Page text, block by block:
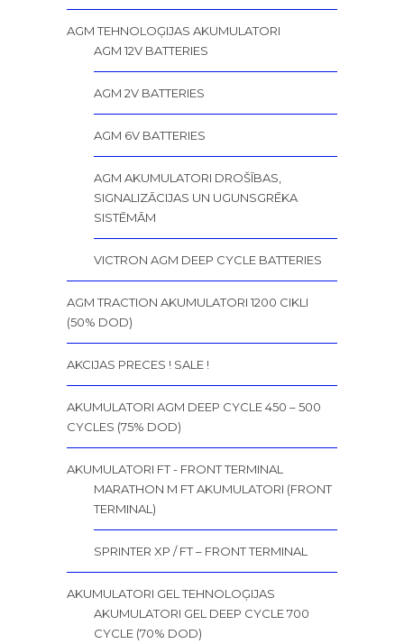
AGM TEHNOLOĢIJAS AKUMULATORI
AGM 12V BATTERIES
AGM 2V BATTERIES
AGM 6V BATTERIES
AGM AKUMULATORI DROŠĪBAS,
SIGNALIZĀCIJAS UN UGUNSGRĒKA
SISTĒMĀM
VICTRON AGM DEEP CYCLE BATTERIES
AGM TRACTION AKUMULATORI 1200 CIKLI
(50% DOD)
AKCIJAS PRECES ! SALE !
AKUMULATORI AGM DEEP CYCLE 450 – 500
CYCLES (75% DOD)
AKUMULATORI FT - FRONT TERMINAL
MARATHON M FT AKUMULATORI (FRONT
TERMINAL)
SPRINTER XP / FT – FRONT TERMINAL
AKUMULATORI GEL TEHNOLOĢIJAS
AKUMULATORI GEL DEEP CYCLE 700
CYCLE (70% DOD)